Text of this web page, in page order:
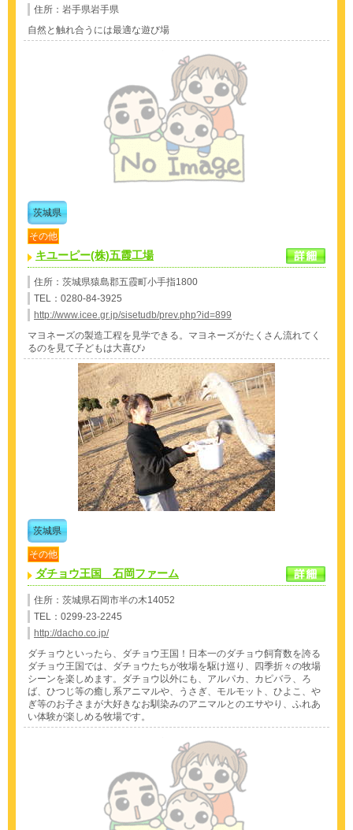
住所：岩手県岩手県
自然と触れ合うには最適な遊び場
茨城県
その他
キユーピー(株)五霞工場
住所：茨城県猿島郡五霞町小手指1800
TEL：0280-84-3925
http://www.icee.gr.jp/sisetudb/prev.php?id=899
マヨネーズの製造工程を見学できる。マヨネーズがたくさん流れてく
るのを見て子どもは大喜び♪
茨城県
その他
ダチョウ王国 石岡ファーム
住所：茨城県石岡市半の木14052
TEL：0299-23-2245
http://dacho.co.jp/
ダチョウといったら、ダチョウ王国！日本一のダチョウ飼育数を誇る
ダチョウ王国では、ダチョウたちが牧場を駆け巡り、四季折々の牧場
シーンを楽しめます。ダチョウ以外にも、アルパカ、カピバラ、ろ
ば、ひつじ等の癒し系アニマルや、うさぎ、モルモット、ひよこ、や
ぎ等のお子さまが大好きなお馴染みのアニマルとのエサやり、ふれあ
い体験が楽しめる牧場です。